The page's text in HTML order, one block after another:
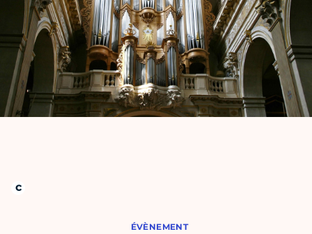
ÉVÈNEMENT